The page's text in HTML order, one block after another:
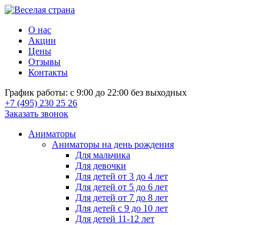
О нас
Акции
Цены
Отзывы
Контакты
График работы: с 9:00 до 22:00 без выходных
+7 (495) 230 25 26
Заказать звонок
Аниматоры
Аниматоры на день рождения
Для мальчика
Для девочки
Для детей от 3 до 4 лет
Для детей от 5 до 6 лет
Для детей от 7 до 8 лет
Для детей с 9 до 10 лет
Для детей 11-12 лет